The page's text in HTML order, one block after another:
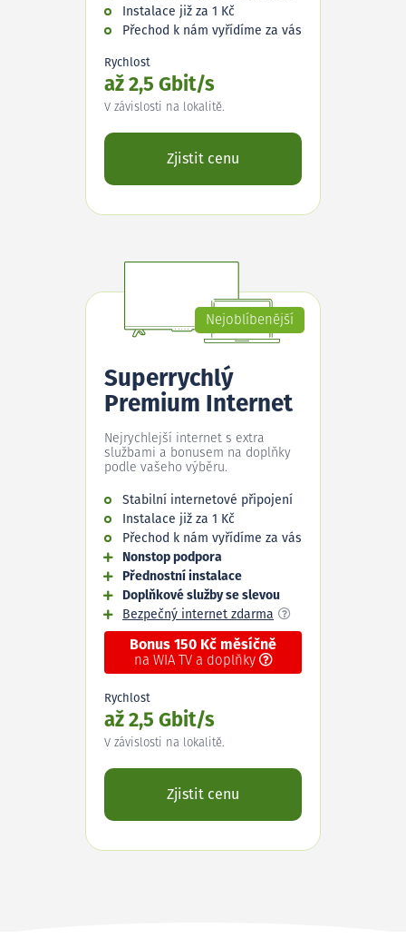
Instalace již za 1 Kč
Přechod k nám vyřídíme za vás
Rychlost
až 2,5 Gbit/s
V závislosti na lokalitě.
Zjistit cenu
Nejoblíbenější
Superrychlý
Premium Internet
Nejrychlejší internet s extra
službami a bonusem na doplňky
podle vašeho výběru.
Stabilní internetové připojení
Instalace již za 1 Kč
Přechod k nám vyřídíme za vás
Nonstop podpora
Přednostní instalace
Doplňkové služby se slevou
Bezpečný internet zdarma
Bonus 150 Kč měsíčně
na WIA TV a doplňky
Rychlost
až 2,5 Gbit/s
V závislosti na lokalitě.
Zjistit cenu